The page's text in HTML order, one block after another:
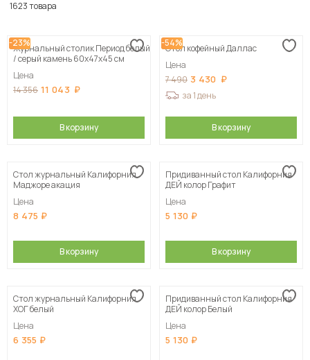
Сначала дорогие
1623 товара
-23%
Журнальный столик Период белый
/ серый камень 60х47х45 см
Цена
14 356 11 043
В корзину
-54%
Стол кофейный Даллас
Цена
7 490 3 430
за 1 день
В корзину
Стол журнальный Калифорния
Маджоре акация
Цена
8 475
В корзину
Придиванный стол Калифорния
ДЕЙ колор Графит
Цена
5 130
В корзину
Стол журнальный Калифорния
ХОГ белый
Цена
6 355
Придиванный стол Калифорния
ДЕЙ колор Белый
Цена
5 130